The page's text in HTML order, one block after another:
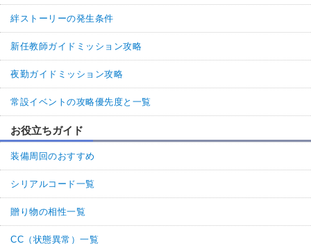
絆ストーリーの発生条件
新任教師ガイドミッション攻略
夜勤ガイドミッション攻略
常設イベントの攻略優先度と一覧
お役立ちガイド
装備周回のおすすめ
シリアルコード一覧
贈り物の相性一覧
CC（状態異常）一覧